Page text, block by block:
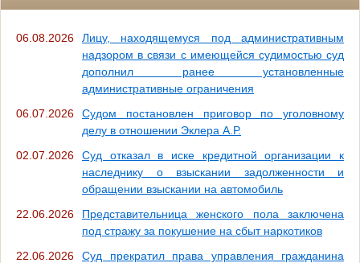
06.08.2026
Лицу, находящемуся под административным
надзором в связи с имеющейся судимостью суд
дополнил ранее установленные
административные ограничения
06.07.2026
Судом постановлен приговор по уголовному
делу в отношении Эклера А.Р.
02.07.2026
Суд отказал в иске кредитной организации к
наследнику о взыскании задолженности и
обращении взыскании на автомобиль
22.06.2026
Представительница женского пола заключена
под стражу за покушение на сбыт наркотиков
22.06.2026
Суд прекратил права управления гражданина